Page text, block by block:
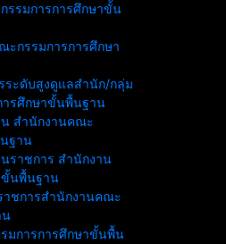
รรมการการศึกษาขั้น
ะกรรมการการศึกษา
ระดับสูงดูแลสำนัก/กลุ่ม
รศึกษาขั้นพื้นฐาน
น สำนักงานคณะ
ฐาน
นราชการ สำนักงาน
ขั้นพื้นฐาน
าชการสำนักงานคณะ
น
มการการศึกษาขั้นพื้น